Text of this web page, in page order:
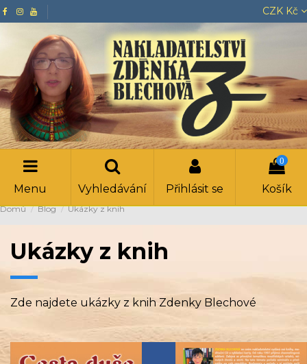
CZK Kč
Menu Vyhledávání Přihlásit se
0
Košík
Domů Blog Ukázky z knih
Ukázky z knih
Zde najdete ukázky z knih Zdenky Blechové